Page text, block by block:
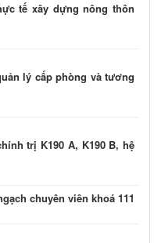
tế xây dựng nông thôn
lý cấp phòng và tương
trị K190 A, K190 B, hệ
chuyên viên khoá 111